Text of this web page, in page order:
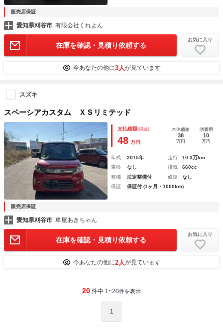
販売店保証
愛知県刈谷市 有限会社くれよん
在庫を確認・見積り依頼する
お気に入り
今あなたの他に3人が見ています
スズキ
スペーシアカスタム ＸＳリミテッド
支払総額(税込)
48 万円
本体価格
38
万円
諸費用
10
万円
年式 2015年 走行
10.3万km
車検
なし 排気
660cc
整備
法定整備付 修復
なし
保証
保証付 (1ヶ月・1000km)
販売店保証
愛知県刈谷市 車屋あきちゃん
在庫を確認・見積り依頼する
お気に入り
今あなたの他に2人が見ています
20 件中 1~20件を表示
1